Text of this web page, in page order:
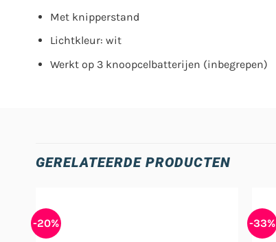
Met knipperstand
Lichtkleur: wit
Werkt op 3 knoopcelbatterijen (inbegrepen)
GERELATEERDE PRODUCTEN
-20% -33%